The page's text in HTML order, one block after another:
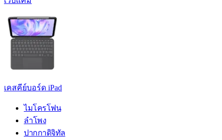
เคสคีย์บอร์ด iPad
ไมโครโฟน
ลำโพง
ปากกาดิจิทัล